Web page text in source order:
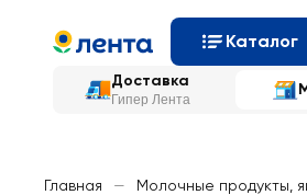
Каталог
Доставка
Гипер Лента
Главная — Молочные продукты,